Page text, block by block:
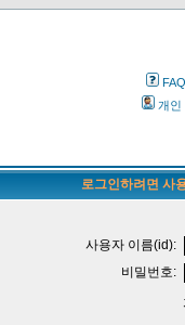
FAQ
개인
로그인하려면 사
사용자 이름(id):
비밀번호: